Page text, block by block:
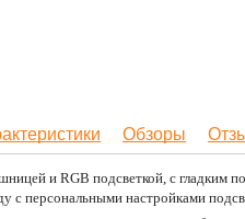
Обзоры
и RGB подсветкой, с гладким
с персональными настройками